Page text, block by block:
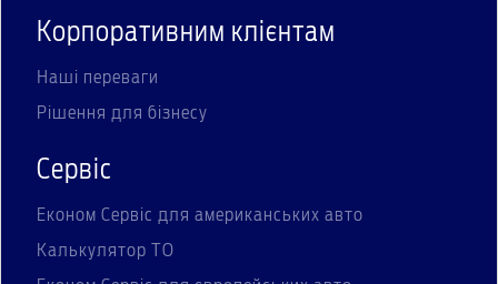
Корпоративним клієнтам
Наші переваги
Рішення для бізнесу
Сервіс
Економ Сервіс для американських авто
Калькулятор ТО